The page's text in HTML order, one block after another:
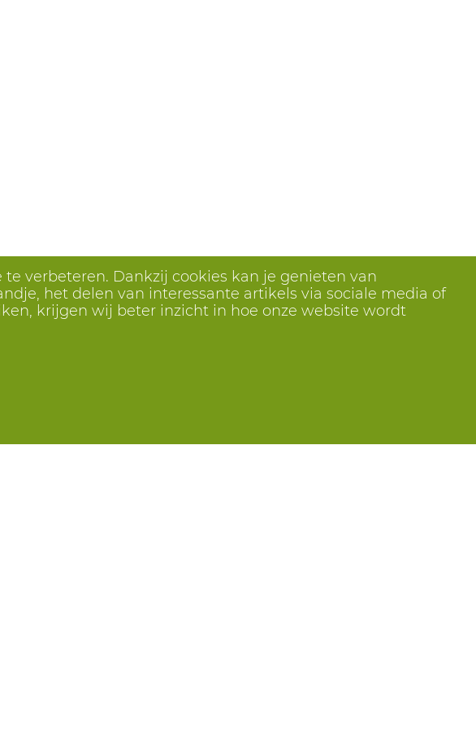
verbeteren. Dankzij cookies kan je genieten van
het delen van interessante artikels via sociale media of
krijgen wij beter inzicht in hoe onze website wordt